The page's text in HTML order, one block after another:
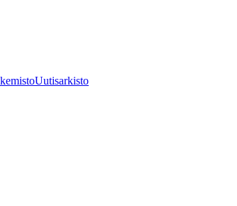
Uutisarkisto